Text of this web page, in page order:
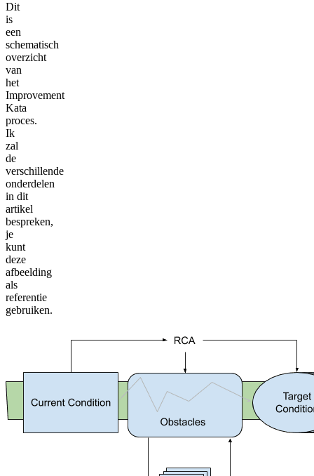
Dit
is
een
schematisch
overzicht
van
het
Improvement
Kata
proces.
Ik
zal
de
verschillende
onderdelen
in dit
artikel
bespreken,
je
kunt
deze
afbeelding
als
referentie
gebruiken.